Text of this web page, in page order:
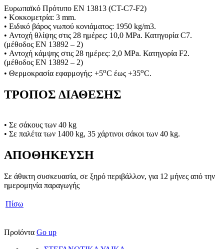
Ευρωπαϊκό Πρότυπο ΕΝ 13813 (CT-C7-F2)
• Κοκκομετρία: 3 mm.
• Ειδικό βάρος νωπού κονιάματος: 1950 kg/m3.
• Αντοχή θλίψης στις 28 ημέρες: 10,0 MPa. Κατηγορία C7.
(μέθοδος ΕΝ 13892 – 2)
• Αντοχή κάμψης στις 28 ημέρες: 2,0 MPa. Κατηγορία F2.
(μέθοδος ΕΝ 13892 – 2)
• Θερμοκρασία εφαρμογής: +5oC έως +35oC.
ΤΡΟΠΟΣ ΔΙΑΘΕΣΗΣ
• Σε σάκους των 40 kg
• Σε παλέτα των 1400 kg, 35 χάρτινοι σάκοι των 40 kg.
ΑΠΟΘΗΚΕΥΣΗ
Σε άθικτη συσκευασία, σε ξηρό περιβάλλον, για 12 μήνες από την
ημερομηνία παραγωγής
Πίσω
Προϊόντα Go up